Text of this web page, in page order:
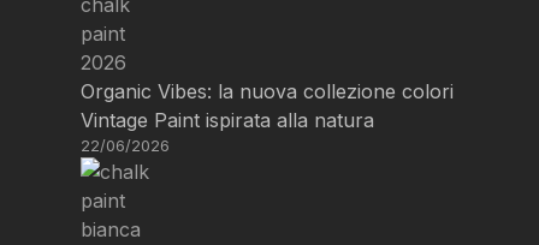
Organic Vibes: la nuova collezione colori
Vintage Paint ispirata alla natura
22/06/2026